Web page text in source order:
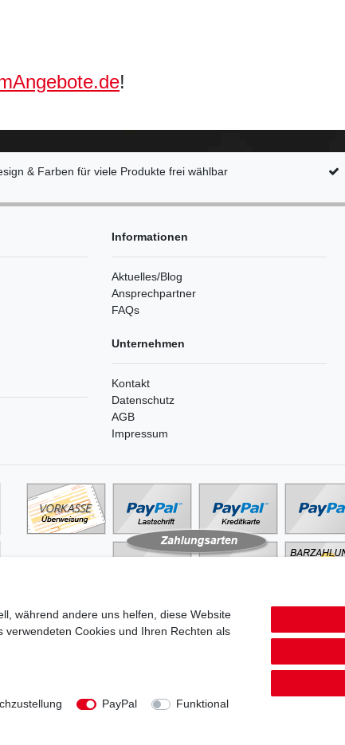
!
& Farben für viele Produkte frei wählbar
Informationen
Aktuelles/Blog
Ansprechpartner
FAQs
Unternehmen
Kontakt
Datenschutz
AGB
Impressum
während andere uns helfen, diese Website
Cookies und Ihren Rechten als
PayPal
Funktional